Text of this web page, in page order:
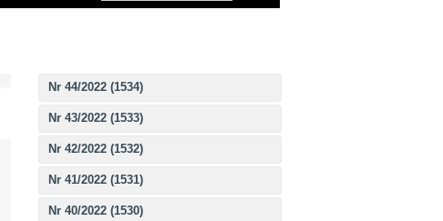
Nr 44/2022 (1534)
Nr 43/2022 (1533)
Nr 42/2022 (1532)
Nr 41/2022 (1531)
Nr 40/2022 (1530)